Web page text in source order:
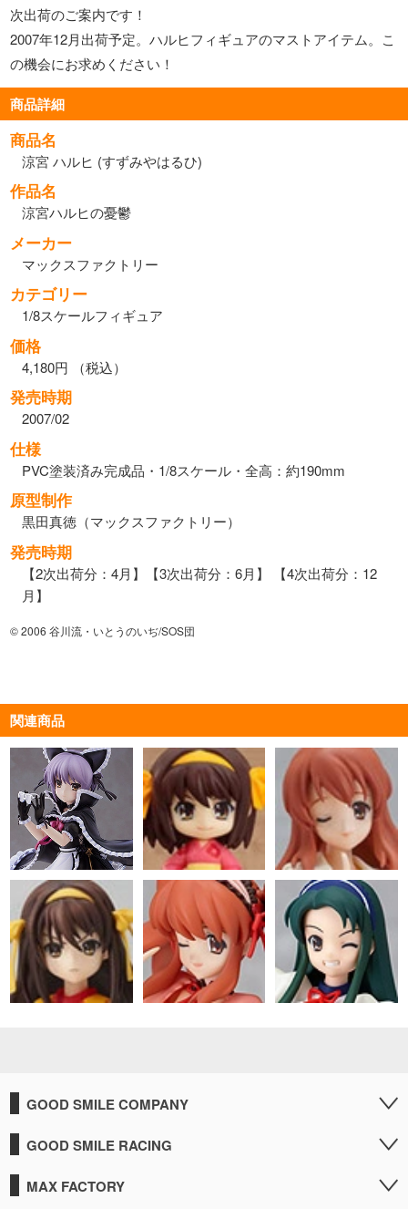
次出荷のご案内です！
2007年12月出荷予定。ハルヒフィギュアのマストアイテム。こ
の機会にお求めください！
商品詳細
商品名
涼宮 ハルヒ (すずみやはるひ)
作品名
涼宮ハルヒの憂鬱
メーカー
マックスファクトリー
カテゴリー
1/8スケールフィギュア
価格
4,180円 （税込）
発売時期
2007/02
仕様
PVC塗装済み完成品・1/8スケール・全高：約190mm
原型制作
黒田真徳（マックスファクトリー）
発売時期
【2次出荷分：4月】【3次出荷分：6月】 【4次出荷分：12
月】
© 2006 谷川流・いとうのいぢ/SOS団
関連商品
GOOD SMILE COMPANY
GOOD SMILE RACING
MAX FACTORY